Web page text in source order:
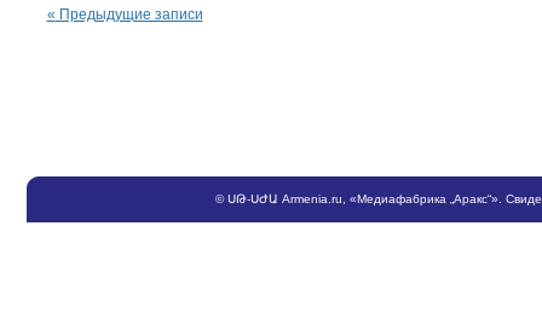
« Предыдущие записи
©ՍԹ-ՍԺԱ Armenia.ru , «Медиафабрика „Аракс“».